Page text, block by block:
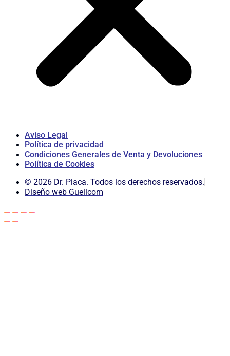
Aviso Legal
Política de privacidad
Condiciones Generales de Venta y Devoluciones
Política de Cookies
© 2026 Dr. Placa. Todos los derechos reservados.
Diseño web Guellcom